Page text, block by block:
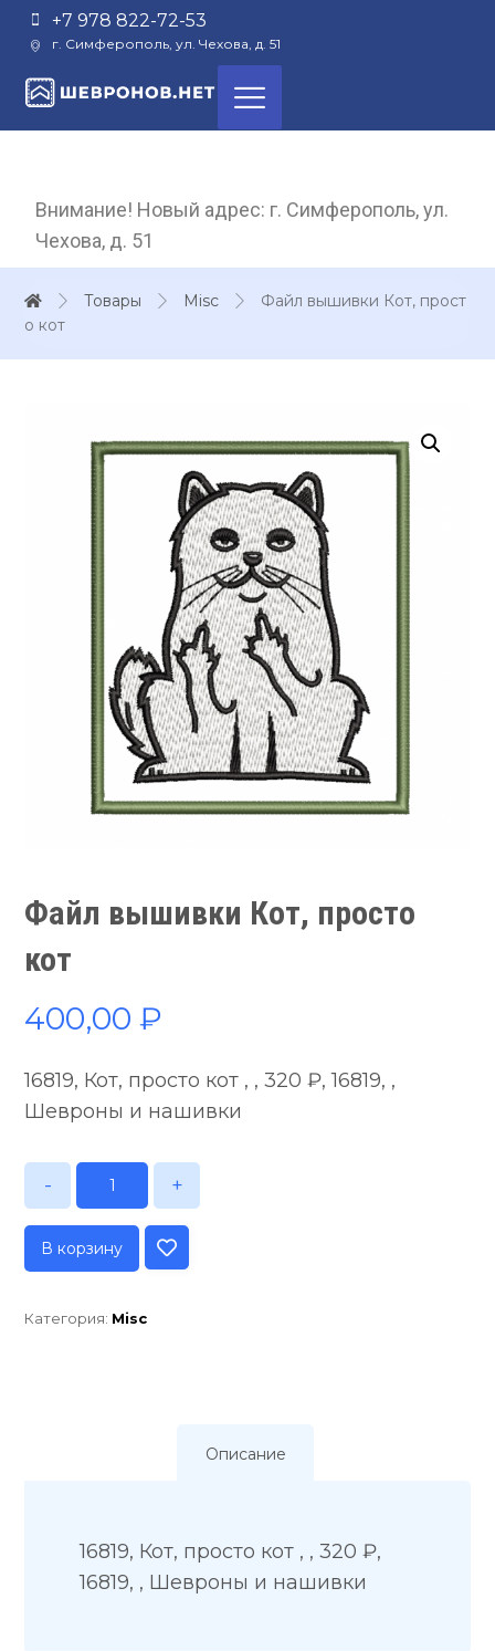
+7 978 822-72-53
г. Симферополь, ул. Чехова, д. 51
Внимание! Новый адрес: г. Симферополь, ул.
Чехова, д. 51
Товары Misc
Файл вышивки Кот, прост
о кот
Файл вышивки Кот, просто
кот
400,00₽
16819, Кот, просто кот , , 320 ₽, 16819, ,
Шевроны и нашивки
- +
В корзину
Категория: Misc
Описание
16819, Кот, просто кот , , 320 ₽,
16819, , Шевроны и нашивки